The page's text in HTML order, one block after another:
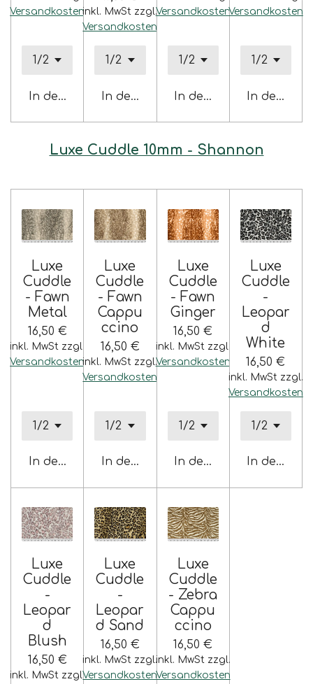
Versandkosten
In den Warenkorb
inkl. MwSt zzgl.
Versandkosten
In den Warenkorb
Versandkosten
In den Warenkorb
Versandkosten
In den
Luxe Cuddle 10mm - Shannon
Luxe
Cuddle
- Fawn
Metal
16,50 €
inkl. MwSt zzgl.
Versandkosten
In den Warenkorb
Luxe
Cuddle
- Fawn
Cappu
ccino
16,50 €
inkl. MwSt zzgl.
Versandkosten
In den Warenkorb
Luxe
Cuddle
- Fawn
Ginger
16,50 €
inkl. MwSt zzgl.
Versandkosten
In den Warenkorb
Luxe
Cuddle
-
Leopar
d
White
16,50 €
inkl. MwSt zzgl.
Versandkosten
In den
Luxe
Cuddle
-
Leopar
d
Blush
16,50 €
inkl. MwSt zzgl.
Luxe
Cuddle
-
Leopar
d Sand
16,50 €
inkl. MwSt zzgl.
Versandkosten
Luxe
Cuddle
- Zebra
Cappu
ccino
16,50 €
inkl. MwSt zzgl.
Versandkosten